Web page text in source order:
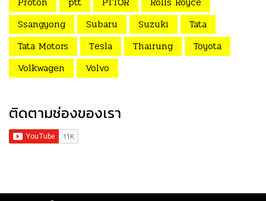
Ssangyong
Subaru Suzuki
Tata
Tata Motors
Tesla Thairung
Toyota
Volkwagen
Volvo
ติดตามช่องของเรา